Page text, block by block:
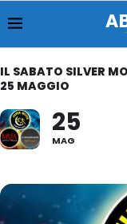
IL SABATO SILVER
25 MAGGIO
25
MAG